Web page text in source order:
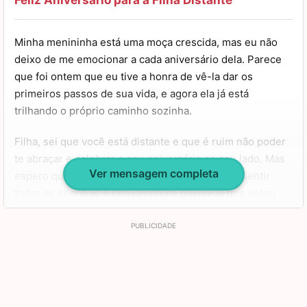
nunca lhe falte saúde, felicidade e realizações. Você
Saudades!
Minha menininha está uma moça crescida, mas eu não
deixo de me emocionar a cada aniversário dela. Parece
que foi ontem que eu tive a honra de vê-la dar os
primeiros passos de sua vida, e agora ela já está
trilhando o próprio caminho sozinha.
Filha, sei que você está distante e que é ruim não poder
te abraçar e celebrar o seu aniversário ao seu lado. Mas
espero que com esta mensagem você consiga sentir
todas as energias e pensamentos positivos que estou
enviando para você.
Ver mensagem completa